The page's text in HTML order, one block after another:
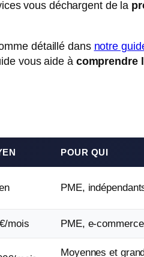
vous déchargent de la
détaillé dans notre
vous aide à comprendre
POUR QUI
PME,
mois PME, e-commerce
Moyennes et